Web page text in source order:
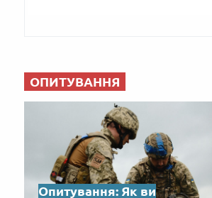
ОПИТУВАННЯ
Опитування: Як ви